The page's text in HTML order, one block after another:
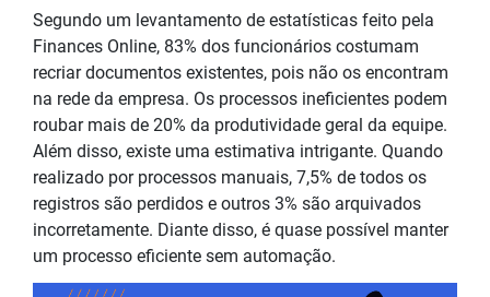
Segundo um levantamento de estatísticas feito pela
Finances Online, 83% dos funcionários costumam
recriardocumentos existentes, pois não os encontram
na rede da empresa. Os processos ineficientes podem
roubar mais de 20% da produtividade geral da equipe.
Além disso, existe uma estimativa intrigante. Quando
realizado por processos manuais, 7,5% de todos os
registros são perdidos e outros 3% são arquivados
incorretamente. Diante disso, é quase possível manter
um processo eficiente sem automação.